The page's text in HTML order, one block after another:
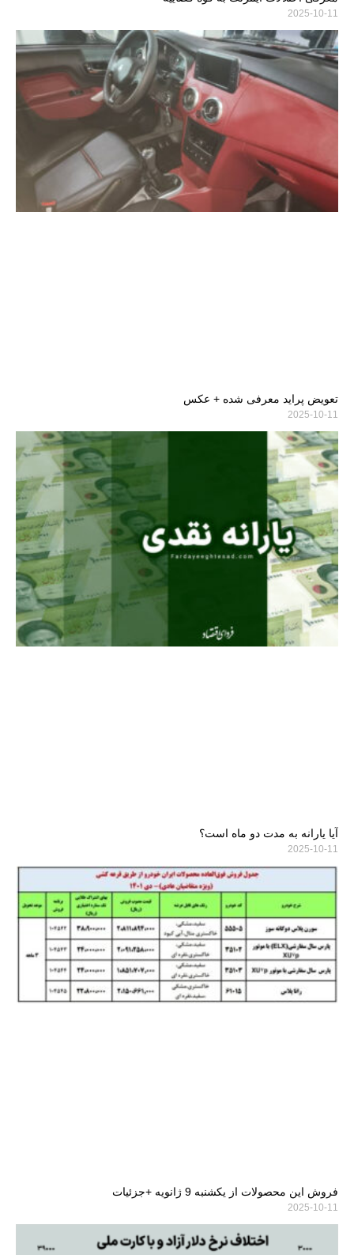
2025-10-11
تعویض پراید معرفی شده + عکس
2025-10-11
آیا یارانه به مدت دو ماه است؟
2025-10-11
فروش این محصولات از یکشنبه 9 ژانویه +جزئیات
2025-10-11